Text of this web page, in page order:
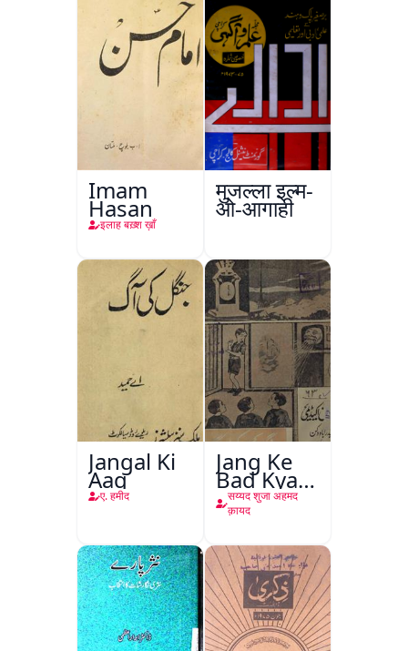
Imam
Hasan
इलाह बख़्श ख़ाँ
मुजल्ला इल्म-
ओ-आगाही
Jangal Ki
Aag
ए. हमीद
Jang Ke
Bad Kya
Hoga
सय्यद शुजा अहमद
क़ायद